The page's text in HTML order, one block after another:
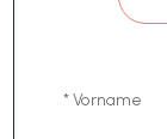
* Vorname